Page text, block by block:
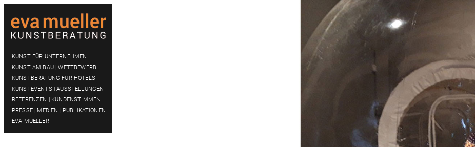
KUNST FÜR UNTERNEHMEN
KUNST AM BAU | WETTBEWERB
KUNSTBERATUNG FÜR HOTELS
KUNSTEVENTS | AUSSTELLUNGEN
REFERENZEN | KUNDENSTIMMEN
PRESSE | MEDIEN | PUBLIKATIONEN
EVA MUELLER